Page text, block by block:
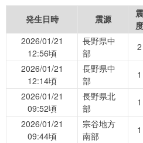
発生日時 震源
震
度
2026/01/21
12:56頃
長野県中
部
2
2026/01/21
12:14頃
長野県中
部
1
2026/01/21
09:52頃
長野県北
部
1
2026/01/21
09:44頃
宗谷地方
南部
1